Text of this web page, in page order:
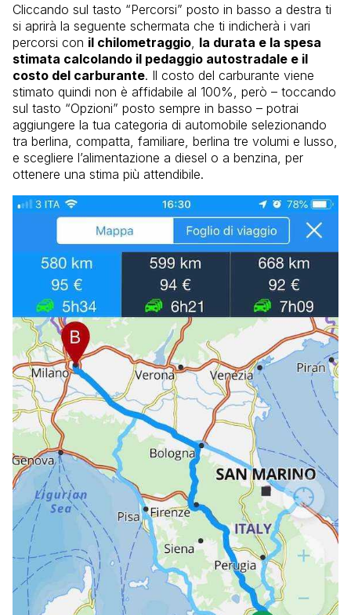
Cliccando sul tasto “Percorsi” posto in basso a destra ti
si aprirà la seguente schermata che ti indicherà i vari
percorsi con il chilometraggio la durata e la spesa
stimata calcolando il pedaggio autostradale e il
costo del carburante. Il costo del carburante viene
stimato quindi non è affidabile al 100%, però – toccando
sul tasto “Opzioni” posto sempre in basso – potrai
aggiungere la tua categoria di automobile selezionando
tra berlina, compatta, familiare, berlina tre volumi e lusso,
e scegliere l’alimentazione a diesel o a benzina, per
ottenere una stima più attendibile.